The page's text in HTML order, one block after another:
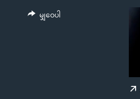
အစ္စရေး-ပါလက်စတိုင်း
အင်္ဂလိပ်စာလေ့လာမယ်
မျှဝေပါ